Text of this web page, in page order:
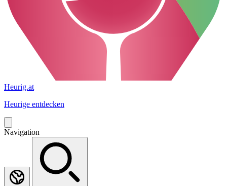
Heurig.at
Heurige entdecken
Navigation